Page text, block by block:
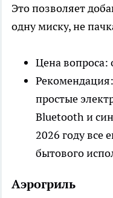
Это позволяет
одну миску, не
Цена вопроса:
простые
Bluetooth и
2026 году все
бытового
Аэрогриль